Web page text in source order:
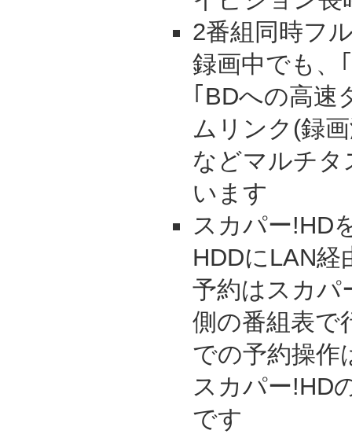
2番組同時フ
録画中でも、
｢BDへの高速
ムリンク(録
などマルチタ
います
スカパー!HD
HDDにLAN経
予約はスカパ
側の番組表で
での予約操作
スカパー!HD
です